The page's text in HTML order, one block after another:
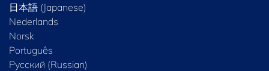
日本語 (Japanese)
Nederlands
Norsk
Português
Русский (Russian)